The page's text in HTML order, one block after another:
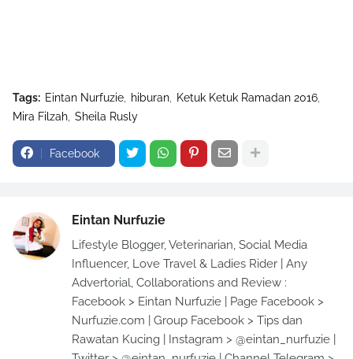
Tags: Eintan Nurfuzie hiburan
Ketuk Ketuk Ramadan 2016
Mira Filzah Sheila Rusly
Facebook
Eintan Nurfuzie
Lifestyle Blogger, Veterinarian, Social Media
Influencer, Love Travel & Ladies Rider | Any
Advertorial, Collaborations and Review :
Facebook > Eintan Nurfuzie | Page Facebook >
Nurfuzie.com | Group Facebook > Tips dan
Rawatan Kucing | Instagram > @eintan_nurfuzie |